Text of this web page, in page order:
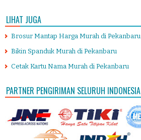
LIHAT JUGA
Brosur Mantap Harga Murah di Pekanbaru
Bikin Spanduk Murah di Pekanbaru
Cetak Kartu Nama Murah di Pekanbaru
PARTNER PENGIRIMAN SELURUH INDONESIA